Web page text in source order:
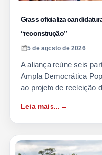
Grass oficializa
“reconstrução”
5 de agosto de 2026
A aliança reúne seis
Ampla Democrática
ao projeto de reeleição
Leia mais...